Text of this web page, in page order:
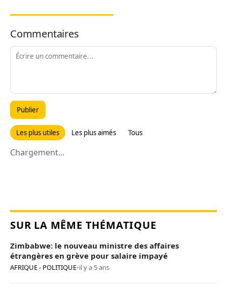
Commentaires
Publier
Les plus utiles Les plus aimés Tous
Chargement...
SUR LA MÊME THÉMATIQUE
Zimbabwe: le nouveau ministre des affaires
étrangères en grève pour salaire impayé
AFRIQUE - POLITIQUE•il y a 5 ans